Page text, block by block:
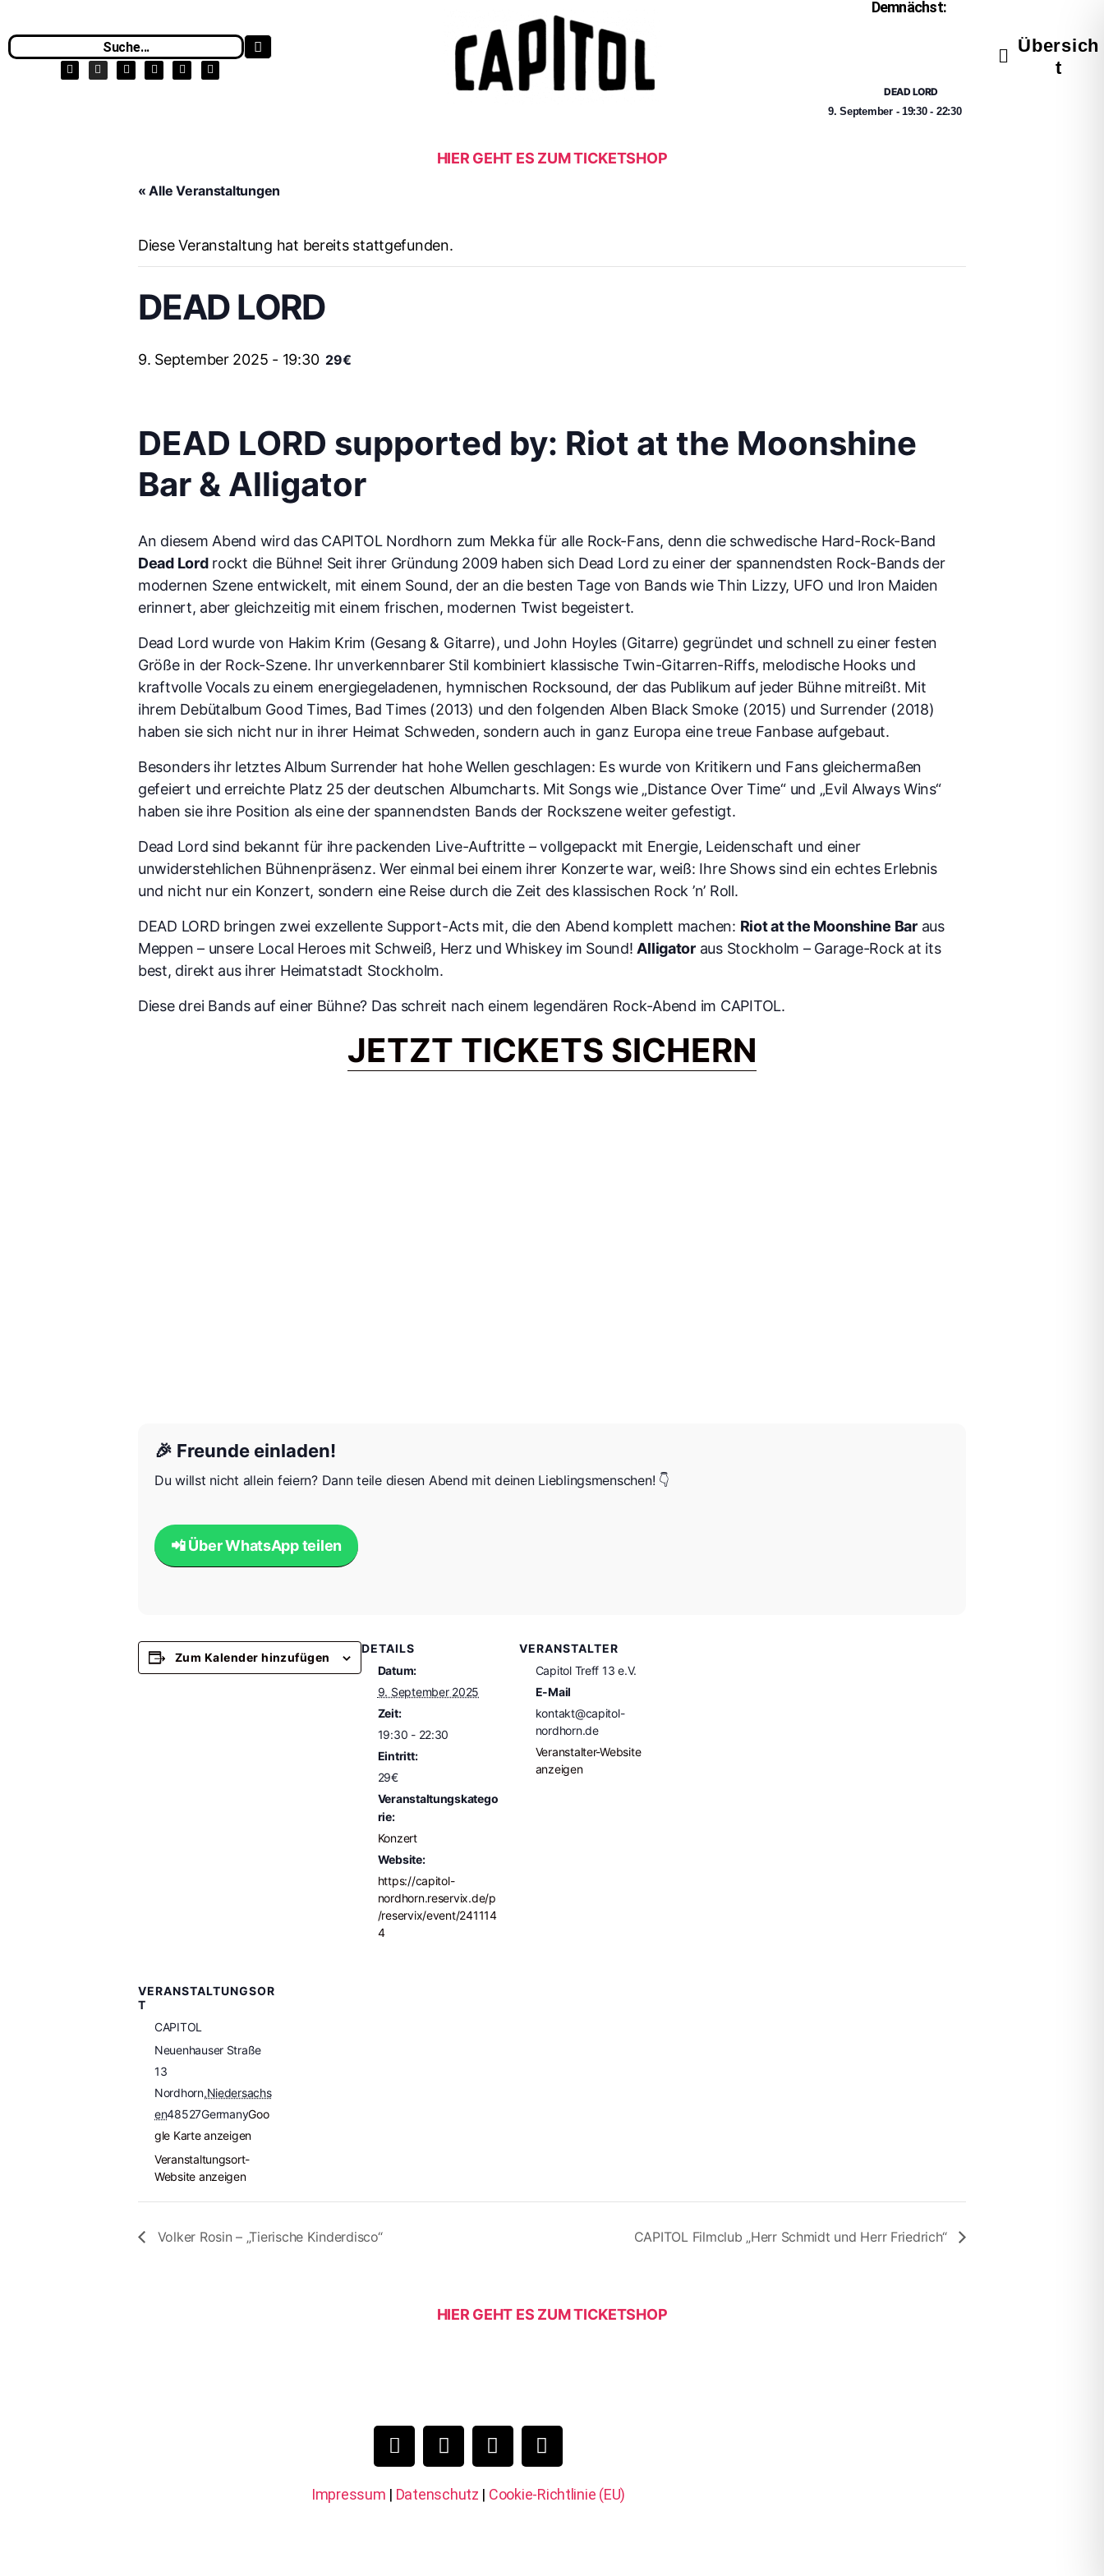
Demnächst:
DEAD LORD
9. September - 19:30- 22:30
Übersich
t
HIER GEHT ES ZUM TICKETSHOP
« Alle Veranstaltungen
Diese Veranstaltung hat bereits stattgefunden.
DEAD LORD
9. September 2025 - 19:30 29€
DEAD LORD supported by: Riot at the Moonshine
Bar & Alligator
An diesem Abend wird das CAPITOL Nordhorn zum Mekka für alle Rock-Fans, denn die schwedische Hard-Rock-Band
Dead Lordrockt die Bühne! Seit ihrer Gründung 2009 haben sich Dead Lord zu einer der spannendsten Rock-Bands der
modernen Szene entwickelt, mit einem Sound, der an die besten Tage von Bands wie Thin Lizzy, UFO und Iron Maiden
erinnert, aber gleichzeitig mit einem frischen, modernen Twist begeistert.
Dead Lord wurde von Hakim Krim (Gesang & Gitarre), und John Hoyles (Gitarre) gegründet und schnell zu einer festen
Größe in der Rock-Szene. Ihr unverkennbarer Stil kombiniert klassische Twin-Gitarren-Riffs, melodische Hooks und
kraftvolle Vocals zu einem energiegeladenen, hymnischen Rocksound, der das Publikum auf jeder Bühne mitreißt. Mit
ihrem Debütalbum Good Times, Bad Times (2013) und den folgenden Alben Black Smoke (2015) und Surrender (2018)
haben sie sich nicht nur in ihrer Heimat Schweden, sondern auch in ganz Europa eine treue Fanbase aufgebaut.
Besonders ihr letztes Album Surrender hat hohe Wellen geschlagen: Es wurde von Kritikern und Fans gleichermaßen
gefeiert und erreichte Platz 25 der deutschen Albumcharts. Mit Songs wie „Distance Over Time“ und „Evil Always Wins“
haben sie ihre Position als eine der spannendsten Bands der Rockszene weiter gefestigt.
Dead Lord sind bekannt für ihre packenden Live-Auftritte – vollgepackt mit Energie, Leidenschaft und einer
unwiderstehlichen Bühnenpräsenz. Wer einmal bei einem ihrer Konzerte war, weiß: Ihre Shows sind ein echtes Erlebnis
und nicht nur ein Konzert, sondern eine Reise durch die Zeit des klassischen Rock ’n’ Roll.
DEAD LORD bringen zwei exzellente Support-Acts mit, die den Abend komplett machen: Riot at the Moonshine Baraus
Meppen – unsere Local Heroes mit Schweiß, Herz und Whiskey im Sound! Alligatoraus Stockholm – Garage-Rock at its
best, direkt aus ihrer Heimatstadt Stockholm.
Diese drei Bands auf einer Bühne? Das schreit nach einem legendären Rock-Abend im CAPITOL.
JETZT TICKETS SICHERN
🎉 Freunde einladen!
Du willst nicht allein feiern? Dann teile diesen Abend mit deinen Lieblingsmenschen! 👇
📲 Über WhatsApp teilen
Zum Kalender hinzufügen
DETAILS
Datum:
9. September 2025
Zeit:
19:30 - 22:30
Eintritt:
29€
Veranstaltungskatego
rie:
Konzert
Website:
https://capitol-
nordhorn.reservix.de/p
/reservix/event/241114
4
VERANSTALTER
Capitol Treff 13 e.V.
E-Mail
kontakt@capitol-
nordhorn.de
Veranstalter-Website
anzeigen
VERANSTALTUNGSOR
T
CAPITOL
Neuenhauser Straße
13
Nordhorn,Niedersachs
en48527GermanyGoo
gle Karte anzeigen
Veranstaltungsort-
Website anzeigen
Volker Rosin – „Tierische Kinderdisco“ CAPITOL Filmclub „Herr Schmidt und Herr Friedrich“
HIER GEHT ES ZUM TICKETSHOP
Impressum | Datenschutz | Cookie-Richtlinie (EU)